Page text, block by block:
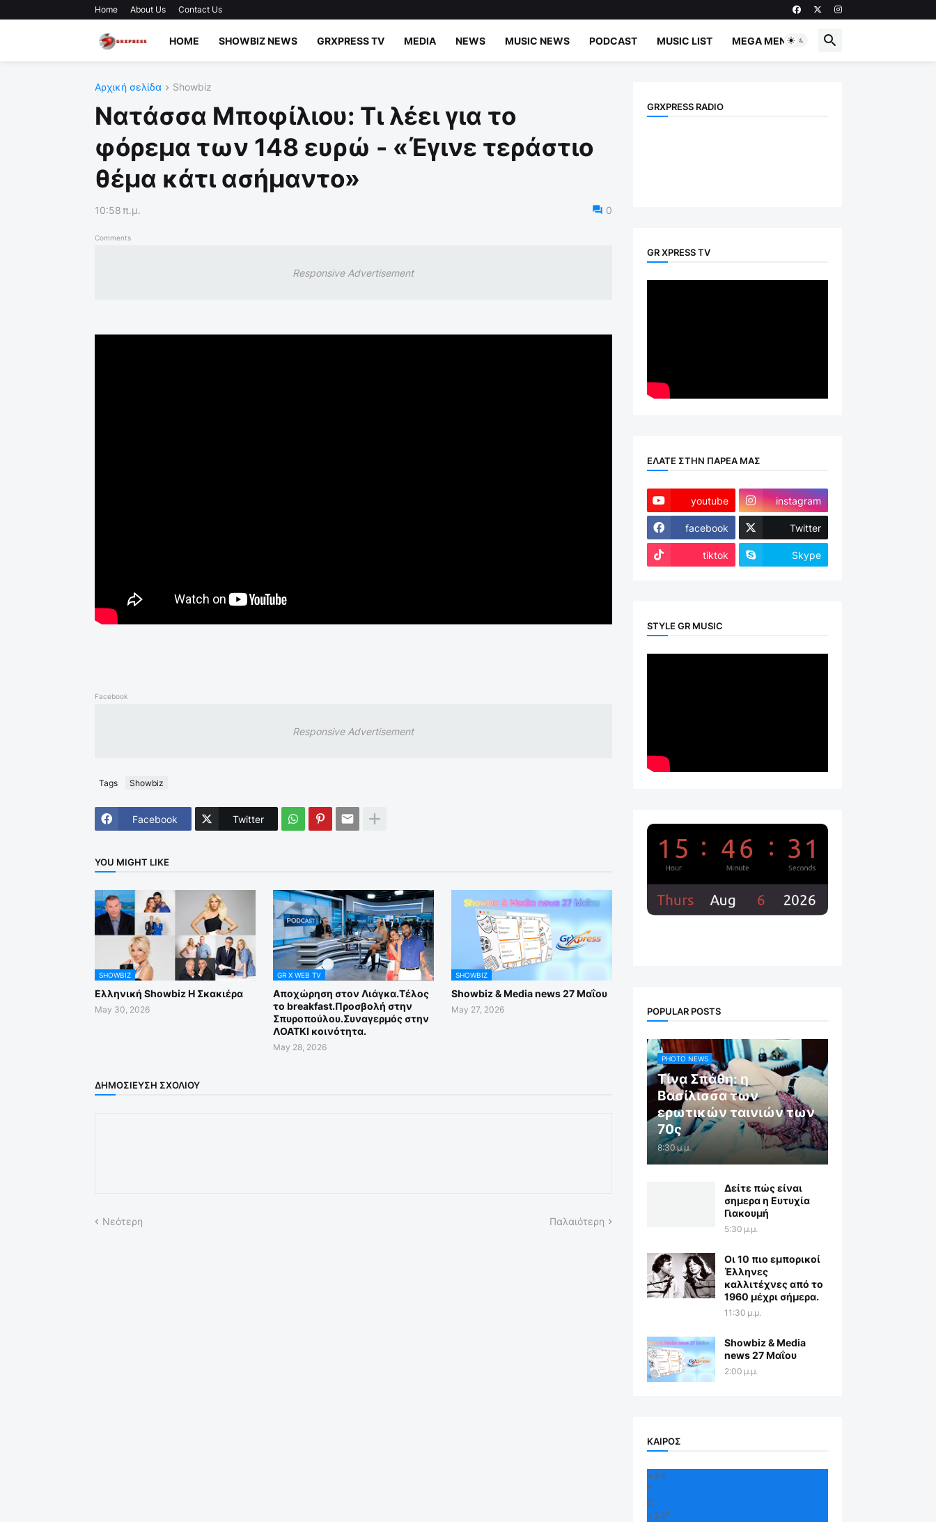
Home About Us Contact Us
HOME SHOWBIZ NEWS GRXPRESS TV MEDIA NEWS MUSIC NEWS PODCAST MUSIC LIST MEGA MENU
Αρχική σελίδα Showbiz
Νατάσσα Μποφίλιου: Τι λέει για το
φόρεμα των 148 ευρώ - «Έγινε τεράστιο
θέμα κάτι ασήμαντο»
10:58 π.μ. 0
Comments
Responsive Advertisement
Facebook
Responsive Advertisement
Tags Showbiz
Facebook Twitter
YOU MIGHT LIKE
SHOWBIZ
Ελληνική Showbiz Η Σκακιέρα
May 30, 2026
GR X WEB TV
Αποχώρηση στον Λιάγκα.Τέλος
το breakfast.Προσβολή στην
Σπυροπούλου.Συναγερμός στην
ΛΟΑΤΚΙ κοινότητα.
May 28, 2026
SHOWBIZ
Showbiz & Media news 27 Μαΐου
May 27, 2026
ΔΗΜΟΣΊΕΥΣΗ ΣΧΟΛΊΟΥ
Νεότερη Παλαιότερη
GRXPRESS RADIO
GR XPRESS TV
ΕΛΑΤΕ ΣΤΗΝ ΠΑΡΕΑ ΜΑΣ
youtube instagram
facebook Twitter
tiktok Skype
STYLE GR MUSIC
POPULAR POSTS
PHOTO NEWS
Τίνα Σπάθη: η
Βασίλισσα των
ερωτικών ταινιών των
70ς
8:30 μ.μ.
Δείτε πώς είναι
σημερα η Ευτυχία
Γιακουμή
5:30 μ.μ.
Οι 10 πιο εμπορικοί
Έλληνες
καλλιτέχνες από το
1960 μέχρι σήμερα.
11:30 μ.μ.
Showbiz & Media
news 27 Μαΐου
2:00 μ.μ.
ΚΑΙΡΟΣ
+34
°
C
+34°